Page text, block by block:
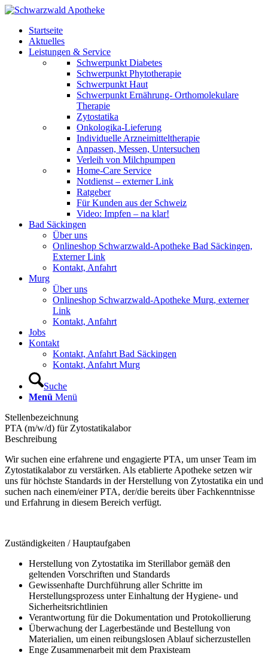
Startseite
Aktuelles
Leistungen & Service
Schwerpunkt Diabetes
Schwerpunkt Phytotherapie
Schwerpunkt Haut
Schwerpunkt Ernährung- Orthomolekulare
Therapie
Zytostatika
Onkologika-Lieferung
Individuelle Arzneimitteltherapie
Anpassen, Messen, Untersuchen
Verleih von Milchpumpen
Home-Care Service
Notdienst – externer Link
Ratgeber
Für Kunden aus der Schweiz
Video: Impfen – na klar!
Bad Säckingen
Über uns
Onlineshop Schwarzwald-Apotheke Bad Säckingen,
Externer Link
Kontakt, Anfahrt
Murg
Über uns
Onlineshop Schwarzwald-Apotheke Murg, externer
Link
Kontakt, Anfahrt
Jobs
Kontakt
Kontakt, Anfahrt Bad Säckingen
Kontakt, Anfahrt Murg
Suche
Menü Menü
Stellenbezeichnung
PTA (m/w/d) für Zytostatikalabor
Beschreibung
Wir suchen eine erfahrene und engagierte PTA, um unser Team im
Zytostatikalabor zu verstärken. Als etablierte Apotheke setzen wir
uns für höchste Standards in der Herstellung von Zytostatika ein und
suchen nach einem/einer PTA, der/die bereits über Fachkenntnisse
und Erfahrung in diesem Bereich verfügt.
Zuständigkeiten / Hauptaufgaben
Herstellung von Zytostatika im Sterillabor gemäß den
geltenden Vorschriften und Standards
Gewissenhafte Durchführung aller Schritte im
Herstellungsprozess unter Einhaltung der Hygiene- und
Sicherheitsrichtlinien
Verantwortung für die Dokumentation und Protokollierung
Überwachung der Lagerbestände und Bestellung von
Materialien, um einen reibungslosen Ablauf sicherzustellen
Enge Zusammenarbeit mit dem Praxisteam